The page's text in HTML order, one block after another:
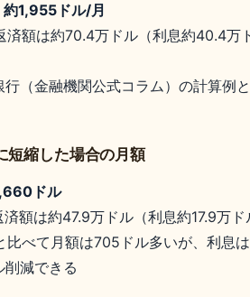
1,955ドル/月
済額は約70.4万ドル（利息約40.4万
行（金融機関公式コラム）の計算例
短縮した場合の月額
ドル
済額は約47.9万ドル（利息約17.9万ド
比べて月額は705ドル多いが、利息は
減できる